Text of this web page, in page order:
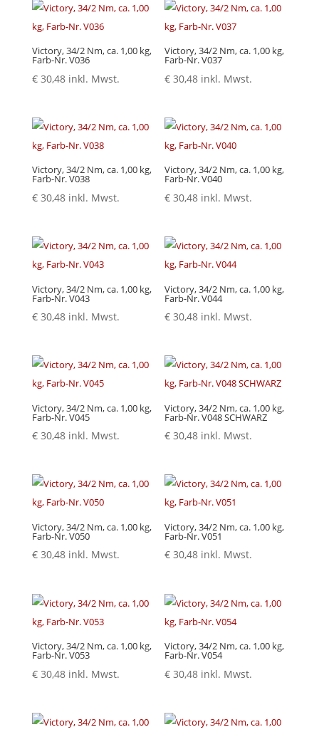
Victory, 34/2 Nm, ca. 1,00 kg,
Farb-Nr. V036
€30,48 inkl. Mwst.
Victory, 34/2 Nm, ca. 1,00 kg,
Farb-Nr. V037
€ 30,48 inkl. Mwst.
Victory, 34/2 Nm, ca. 1,00 kg,
Farb-Nr. V038
€30,48 inkl. Mwst.
Victory, 34/2 Nm, ca. 1,00 kg,
Farb-Nr. V040
€ 30,48 inkl. Mwst.
Victory, 34/2 Nm, ca. 1,00 kg,
Farb-Nr. V043
€30,48 inkl. Mwst.
Victory, 34/2 Nm, ca. 1,00 kg,
Farb-Nr. V044
€ 30,48 inkl. Mwst.
Victory, 34/2 Nm, ca. 1,00 kg,
Farb-Nr. V045
€30,48 inkl. Mwst.
Victory, 34/2 Nm, ca. 1,00 kg,
Farb-Nr. V048 SCHWARZ
€ 30,48 inkl. Mwst.
Victory, 34/2 Nm, ca. 1,00 kg,
Farb-Nr. V050
€30,48 inkl. Mwst.
Victory, 34/2 Nm, ca. 1,00 kg,
Farb-Nr. V051
€ 30,48 inkl. Mwst.
Victory, 34/2 Nm, ca. 1,00 kg,
Farb-Nr. V053
€30,48 inkl. Mwst.
Victory, 34/2 Nm, ca. 1,00 kg,
Farb-Nr. V054
€ 30,48 inkl. Mwst.